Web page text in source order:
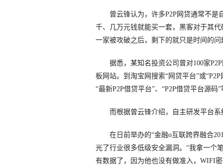
曾云锋认为，许多P2P网贷通常不是
千、几万元钱就能买一套，黑客对于其
一家被攻破之后，剩下的就只是时间的问
据悉，某知名投资公司曾对100家P2P
板网站。到淘宝网搜索“网贷平台”或
“最新P2P借贷平台”、“P2P借贷平台源码
而根据曾云锋介绍，自主研发平台系
在日前举办的“金融o互联跨界融合
光了行业很多低级安全漏洞。“我拿一个
有数据了，因为他也没有做准入，WIFI